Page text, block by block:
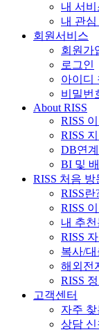
내 서
내 관
회원서비스
회원가
로그인
아이디
비밀번
About RISS
RISS
RISS
DB연
BI 및
RISS 처음 방
RISS란
RISS
내 추
RISS
복사/
해외전
RISS
고객센터
자주
상담 신